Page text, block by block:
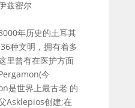
兹密尔
年历史的土耳其
种文明，拥有着多
里曾有在医护方面
今
是世界上最古老 的
Asklepios创建;在